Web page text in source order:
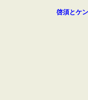
啓須とケ